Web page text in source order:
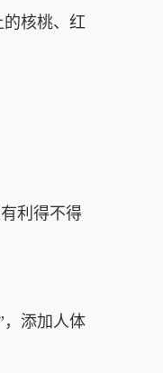
核桃、红
利得不得
添加人体